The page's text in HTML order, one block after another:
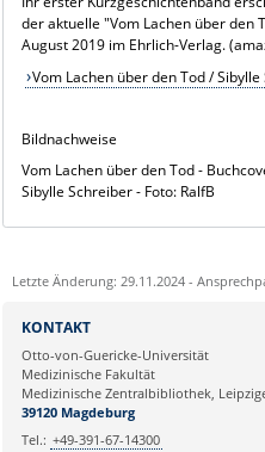
der aktuelle "Vom Lachen über den
August 2019 im Ehrlich-Verlag.
Vom Lachen über den Tod /
Bildnachweise
Vom Lachen über den Tod -
Sibylle Schreiber - Foto: RalfB
Letzte Änderung: 29.11.2024 -
KONTAKT
Otto-von-Guericke-Universität
Medizinische Fakultät
Medizinische Zentralbibliothek,
39120 Magdeburg
Tel.: +49-391-67-14300